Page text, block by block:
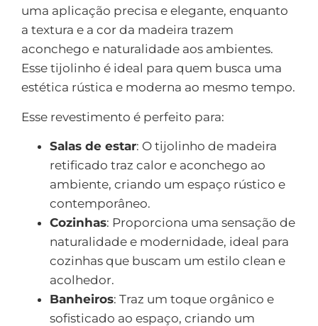
uma aplicação precisa e elegante, enquanto
a textura e a cor da madeira trazem
aconchego e naturalidade aos ambientes.
Esse tijolinho é ideal para quem busca uma
estética rústica e moderna ao mesmo tempo.
Esse revestimento é perfeito para:
Salas de estar: O tijolinho de madeira
retificado traz calor e aconchego ao
ambiente, criando um espaço rústico e
contemporâneo.
Cozinhas: Proporciona uma sensação de
naturalidade e modernidade, ideal para
cozinhas que buscam um estilo clean e
acolhedor.
Banheiros: Traz um toque orgânico e
sofisticado ao espaço, criando um